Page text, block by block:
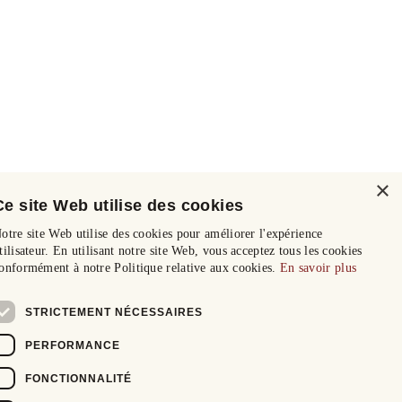
×
site Web utilise des cookies
site Web utilise des cookies pour améliorer l'expérience
En utilisant notre site Web, vous acceptez tous les cookies
à notre Politique relative aux cookies. En savoir plus
STRICTEMENT NÉCESSAIRES
PERFORMANCE
FONCTIONNALITÉ